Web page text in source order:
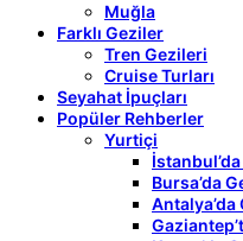
Muğla
Farklı Geziler
Tren Gezileri
Cruise Turları
Seyahat İpuçları
Popüler Rehberler
Yurtiçi
Bursa’da